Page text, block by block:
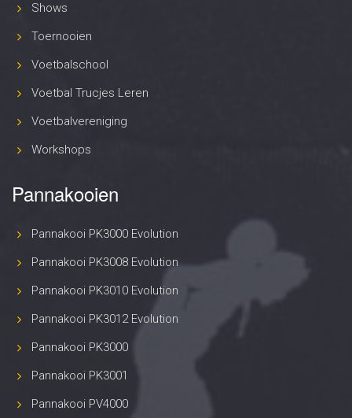
Shows
Toernooien
Voetbalschool
Voetbal Trucjes Leren
Voetbalvereniging
Workshops
Pannakooien
Pannakooi PK3000 Evolution
Pannakooi PK3008 Evolution
Pannakooi PK3010 Evolution
Pannakooi PK3012 Evolution
Pannakooi PK3000
Pannakooi PK3001
Pannakooi PV4000